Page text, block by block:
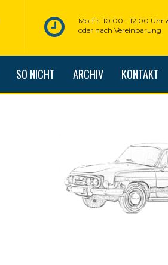
Mo-Fr: 10:00 - 12:00 Uhr
oder nach Vereinbarung
SO NICHT ARCHIV KONTAKT